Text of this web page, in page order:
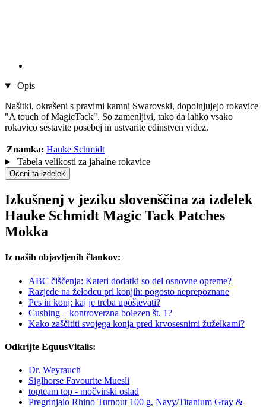
Opis
Našitki, okrašeni s pravimi kamni Swarovski, dopolnjujejo rokavice
"A touch of MagicTack". So zamenljivi, tako da lahko vsako
rokavico sestavite posebej in ustvarite edinstven videz.
Znamka: Hauke Schmidt
Tabela velikosti za jahalne rokavice
Oceni ta izdelek
Izkušnenj v jeziku slovenščina za izdelek
Hauke Schmidt Magic Tack Patches
Mokka
Iz naših objavljenih člankov:
ABC čiščenja: Kateri dodatki so del osnovne opreme?
Razjede na želodcu pri konjih: pogosto neprepoznane
Pes in konj: kaj je treba upoštevati?
Cushing – kontroverzna bolezen št. 1?
Kako zaščititi svojega konja pred krvosesnimi žuželkami?
Odkrijte EquusVitalis:
Dr. Weyrauch
Siglhorse Favourite Muesli
topteam top - močvirski oslad
Pregrinjalo Rhino Turnout 100 g, Navy/Titanium Gray &